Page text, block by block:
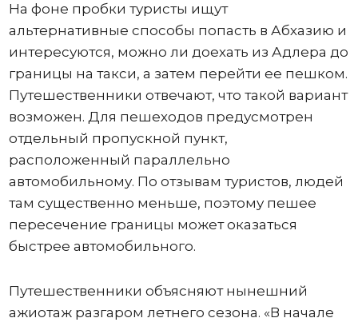
На фоне пробки туристы ищут
альтернативные способы попасть в Абхазию и
интересуются, можно ли доехать из Адлера до
границы на такси, а затем перейти ее пешком.
Путешественники отвечают, что такой вариант
возможен. Для пешеходов предусмотрен
отдельный пропускной пункт,
расположенный параллельно
автомобильному. По отзывам туристов, людей
там существенно меньше, поэтому пешее
пересечение границы может оказаться
быстрее автомобильного.
Путешественники объясняют нынешний
ажиотаж разгаром летнего сезона. «В начале